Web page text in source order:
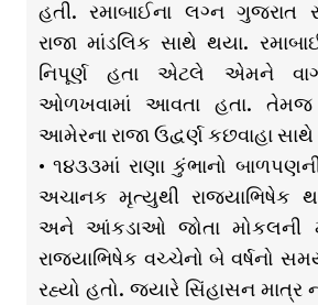
હતી. રમાબાઈના લગ્ન ગુજરાત
રાજા માંડલિક સાથે થયા.
નિપૂર્ણ હતા એટલે એમને
ઓળખવામાં આવતા હતા. તેમજ
આમેરના રાજા ઉદ્વર્ણ કછવાહા
• ૧૪૩૩માં રાણા કુંભાનો
અચાનક મૃત્યુથી રાજ્યાભિષેક
અને આંકડાઓ જોતા મોકલની
રાજ્યાભિષેક વચ્ચેનો બે વર્ષનો
રહ્યો હતો. જ્યારે સિંહાસન માત્ર